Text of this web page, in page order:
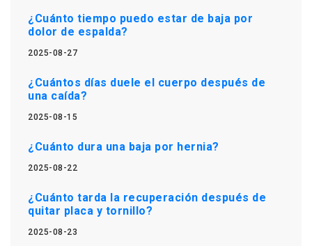
¿Cuánto tiempo puedo estar de baja por
dolor de espalda?
2025-08-27
¿Cuántos días duele el cuerpo después de
una caída?
2025-08-15
¿Cuánto dura una baja por hernia?
2025-08-22
¿Cuánto tarda la recuperación después de
quitar placa y tornillo?
2025-08-23